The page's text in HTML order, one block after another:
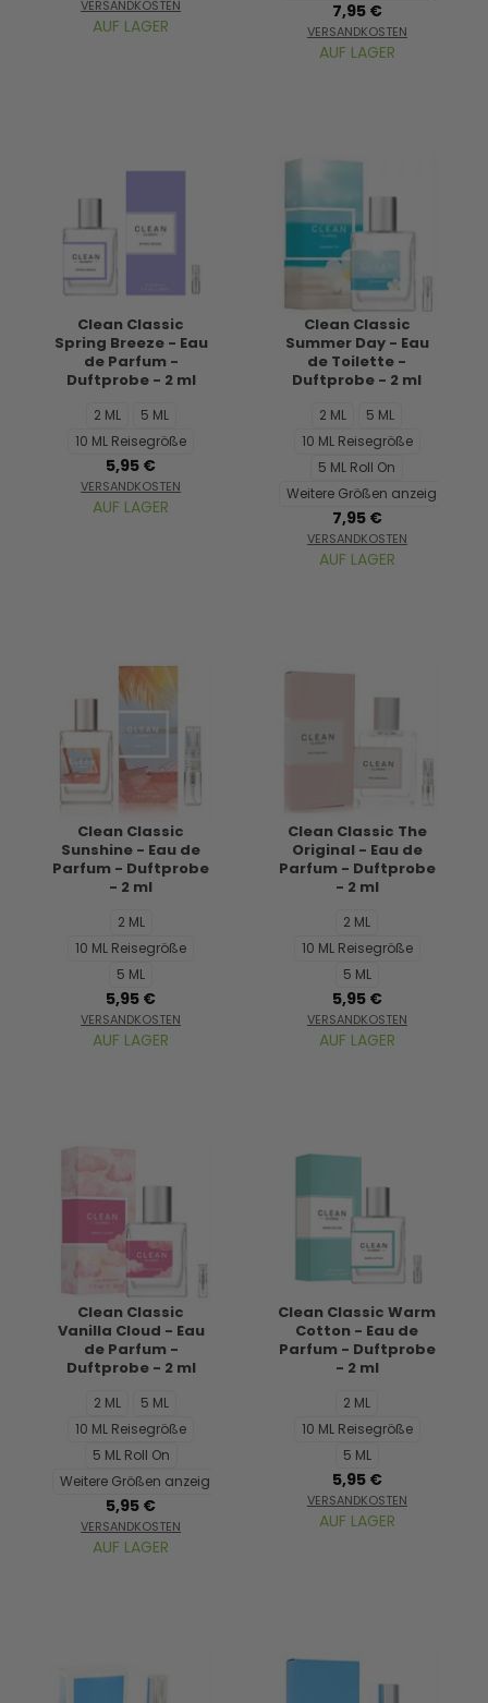
VERSANDKOSTEN
AUF LAGER
7,95 €
VERSANDKOSTEN
AUF LAGER
Clean Classic
Spring Breeze - Eau
de Parfum -
Duftprobe - 2 ml
2 ML
5 ML
10 ML Reisegröße
5,95 €
VERSANDKOSTEN
AUF LAGER
Clean Classic
Summer Day - Eau
de Toilette -
Duftprobe - 2 ml
2 ML
5 ML
10 ML Reisegröße
5 ML Roll On
Weitere Größen anzeigen...
7,95 €
VERSANDKOSTEN
AUF LAGER
Clean Classic
Sunshine - Eau de
Parfum - Duftprobe
- 2 ml
2 ML
10 ML Reisegröße
5 ML
5,95 €
VERSANDKOSTEN
AUF LAGER
Clean Classic The
Original - Eau de
Parfum - Duftprobe
- 2 ml
2 ML
10 ML Reisegröße
5 ML
5,95 €
VERSANDKOSTEN
AUF LAGER
Clean Classic
Vanilla Cloud - Eau
de Parfum -
Duftprobe - 2 ml
2 ML
5 ML
10 ML Reisegröße
5 ML Roll On
Weitere Größen anzeigen...
5,95 €
VERSANDKOSTEN
AUF LAGER
Clean Classic Warm
Cotton - Eau de
Parfum - Duftprobe
- 2 ml
2 ML
10 ML Reisegröße
5 ML
5,95 €
VERSANDKOSTEN
AUF LAGER